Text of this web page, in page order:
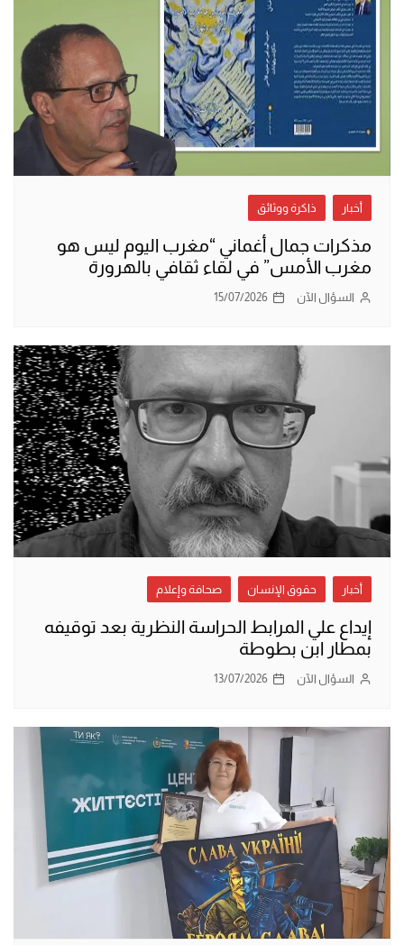
أخبار ذاكرة ووثائق
مذكرات جمال أغماني “مغرب اليوم ليس هو
مغرب الأمس” في لقاء ثقافي بالهرورة
السؤال الآن 15/07/2026
أخبار حقوق الإنسان صحافة وإعلام
إيداع علي المرابط الحراسة النظرية بعد توقيفه
بمطار ابن بطوطة
السؤال الآن 13/07/2026